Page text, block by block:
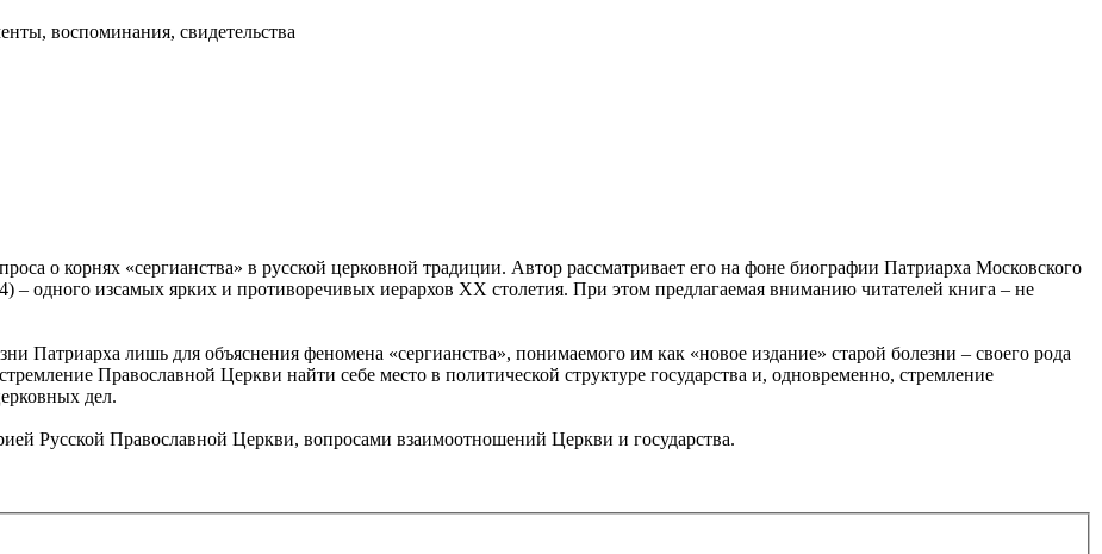
воспоминания, свидетельства
о корнях «сергианства» в русской церковной традиции. Автор рассматривает его на фоне биографии Патриарха Московского
– одного изсамых ярких и противоречивых иерархов XX столетия. При этом предлагаемая вниманию читателей книга – не
Патриарха лишь для объяснения феномена «сергианства», понимаемого им как «новое издание» старой болезни – своего рода
Православной Церкви найти себе место в политической структуре государства и, одновременно, стремление
дел.
Русской Православной Церкви, вопросами взаимоотношений Церкви и государства.